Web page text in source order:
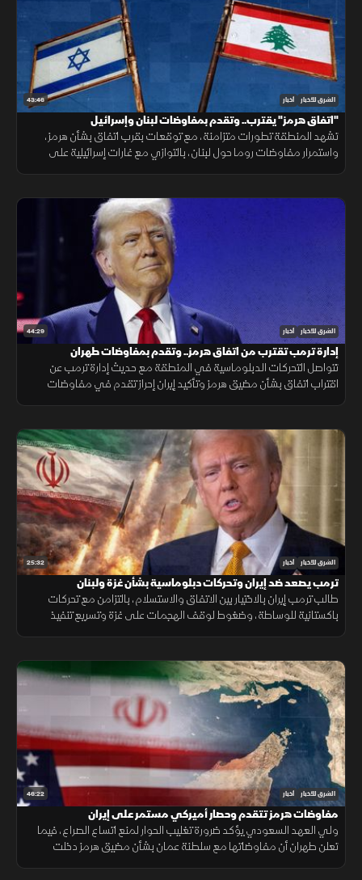
43:46 الشرق للأخبار أخبار
"اتفاق هرمز" يقترب.. وتقدم بمفاوضات لبنان وإسرائيل
تشهد المنطقة تطورات متزامنة، مع توقعات بقرب اتفاق بشأن هرمز،
واستمرار مفاوضات روما حول لبنان، بالتوازي مع غارات إسرائيلية على
44:29 الشرق للأخبار أخبار
إدارة ترمب تقترب من اتفاق هرمز.. وتقدم بمفاوضات طهران
تتواصل التحركات الدبلوماسية في المنطقة مع حديث إدارة ترمب عن
اقتراب اتفاق بشأن مضيق هرمز وتأكيد إيران إحراز تقدم في مفاوضات
25:32 الشرق للأخبار أخبار
ترمب يصعد ضد إيران وتحركات دبلوماسية بشأن غزة ولبنان
طالب ترمب إيران بالاختيار بين الاتفاق والاستسلام، بالتزامن مع تحركات
باكستانية للوساطة، وضغوط لوقف الهجمات على غزة وتسريع تنفيذ
46:22 الشرق للأخبار أخبار
مفاوضات هرمز تتقدم وحصار أميركي مستمر على إيران
ولي العهد السعودي يؤكد ضرورة تغليب الحوار لمنع اتساع الصراع، فيما
تعلن طهران أن مفاوضاتها مع سلطنة عمان بشأن مضيق هرمز دخلت